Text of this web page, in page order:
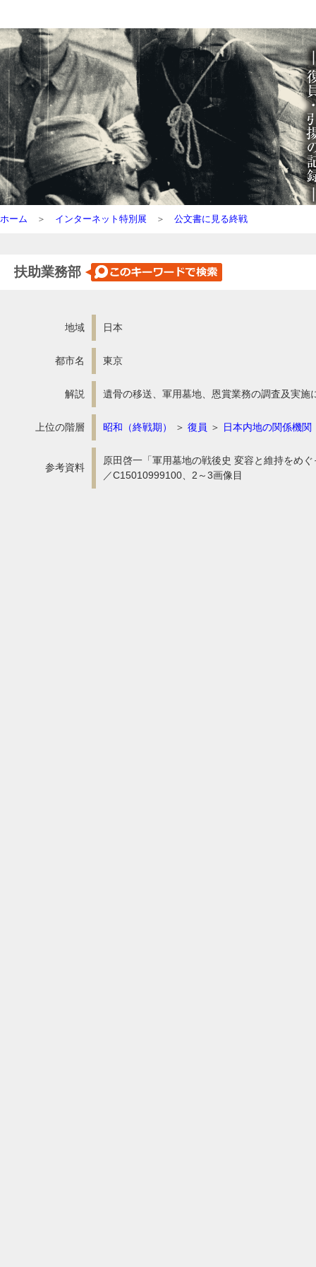
ホーム ＞ インターネット特別展 ＞ 公文書に見る終戦
扶助業務部
地域 日本
都市名 東京
解説 遺骨の移送、軍用墓地、恩賞業務の調査及実施
上位の階層 昭和（終戦期） ＞ 復員 ＞ 日本内地の関係機関
参考資料
原田啓一「軍用墓地の戦後史 変容と維持をめ
／C15010999100、2～3画像目